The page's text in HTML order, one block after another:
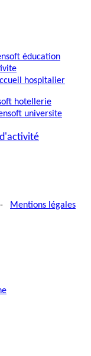
- Mentions légales